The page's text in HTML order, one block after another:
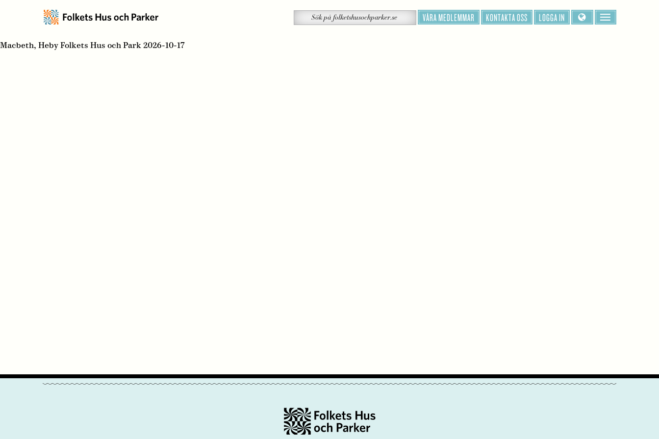
på
Sök VÅRA MEDLEMMAR KONTAKTA OSS LOGGA IN
Macbeth, Heby Folkets Hus och Park 2026-10-17